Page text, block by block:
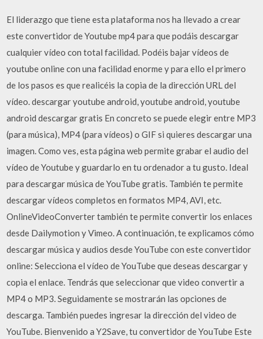
El liderazgo que tiene esta plataforma nos ha llevado a crear
este convertidor de Youtube mp4 para que podáis descargar
cualquier vídeo con total facilidad. Podéis bajar vídeos de
youtube online con una facilidad enorme y para ello el primero
de los pasos es que realicéis la copia de la dirección URL del
vídeo. descargar youtube android, youtube android, youtube
android descargar gratis En concreto se puede elegir entre MP3
(para música), MP4 (para vídeos) o GIF si quieres descargar una
imagen. Como ves, esta página web permite grabar el audio del
vídeo de Youtube y guardarlo en tu ordenador a tu gusto. Ideal
para descargar música de YouTube gratis. También te permite
descargar vídeos completos en formatos MP4, AVI, etc.
OnlineVideoConverter también te permite convertir los enlaces
desde Dailymotion y Vimeo. A continuación, te explicamos cómo
descargar música y audios desde YouTube con este convertidor
online: Selecciona el vídeo de YouTube que deseas descargar y
copia el enlace. Tendrás que seleccionar que video convertir a
MP4 o MP3. Seguidamente se mostrarán las opciones de
descarga. También puedes ingresar la dirección del video de
YouTube. Bienvenido a Y2Save, tu convertidor de YouTube Este